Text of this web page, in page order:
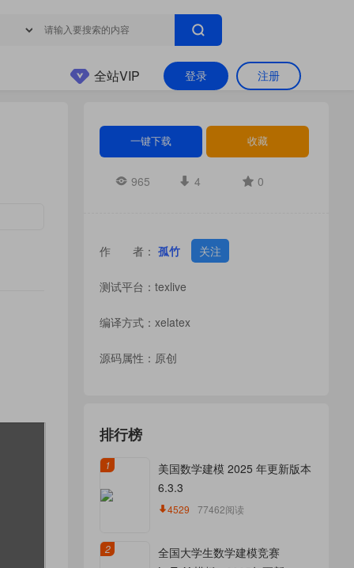
登录 注册
全站VIP
一键下载 收藏
965 4 0
作 者： 孤竹 关注
测试平台：texlive
编译方式：xelatex
源码属性：原创
排行榜
1
美国数学建模 2025 年更新版本
6.3.3
4529 77462阅读
2
全国大学生数学建模竞赛